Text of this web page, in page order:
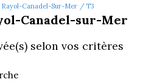
Canadel-Sur-Mer T3
Canadel-sur-Mer
selon vos critères